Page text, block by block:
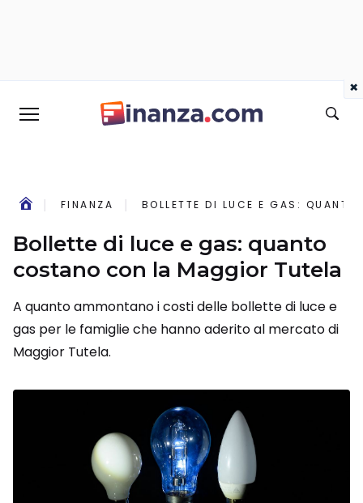
FINANZA BOLLETTE DI LUCE E GAS:
Bollette di luce e gas: quanto
costano con la Maggior Tutela
A quanto ammontano i costi delle bollette di luce e
gas per le famiglie che hanno aderito al mercato di
Maggior Tutela.
×